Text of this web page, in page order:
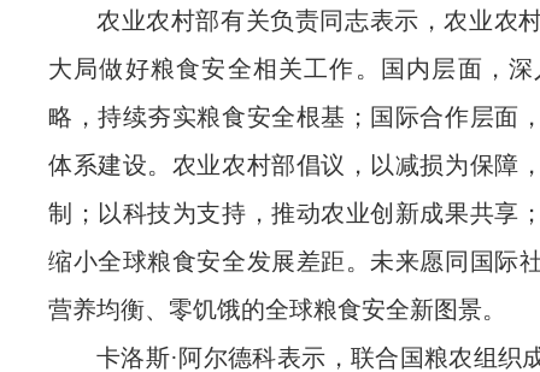
农业农村部有关负责同志表示，农业农
大局做好粮食安全相关工作。国内层面，
略，持续夯实粮食安全根基；国际合作层面
体系建设。农业农村部倡议，以减损为保障
制；以科技为支持，推动农业创新成果共享
缩小全球粮食安全发展差距。未来愿同国际
营养均衡、零饥饿的全球粮食安全新图景。
卡洛斯·阿尔德科表示，联合国粮农组织